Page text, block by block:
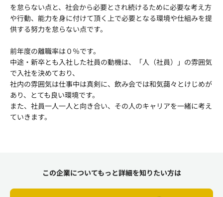
を怠らない点と、社会から必要とされ続けるために必要な考え方
や行動、能力を身に付けて頂く上で必要となる環境や仕組みを提
供する努力を怠らない点です。
前年度の離職率は０％です。
中途・新卒とも入社した社員の動機は、「人（社員）」の雰囲気
で入社を決めており、
社内の雰囲気は仕事中は真剣に、飲み会では和気藹々とけじめが
あり、とても良い環境です。
また、社員一人一人と向き合い、その人のキャリアを一緒に考え
ていきます。
この企業についてもっと詳細を知りたい方は